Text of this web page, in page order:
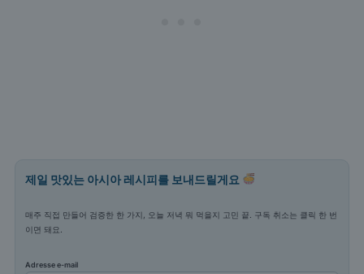
제일 맛있는 아시아 레시피를 보내드릴게요
매주 직접 만들어 검증한 한 가지, 오늘 저녁 뭐 먹을지 고민 끝. 구독 취소는 클릭 한 번
이면 돼요.
Adresse e-mail